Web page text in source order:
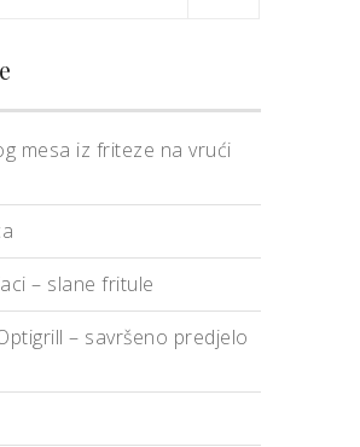
mesa iz friteze na vrući
– slane fritule
– savršeno predjelo